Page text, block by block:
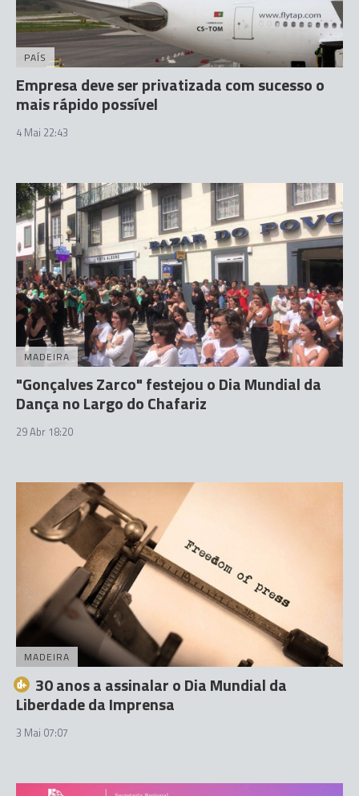
PAÍS
Empresa deve ser privatizada com sucesso o
mais rápido possível
4 Mai 22:43
MADEIRA
"Gonçalves Zarco" festejou o Dia Mundial da
Dança no Largo do Chafariz
29 Abr 18:20
MADEIRA
30 anos a assinalar o Dia Mundial da
Liberdade da Imprensa
3 Mai 07:07